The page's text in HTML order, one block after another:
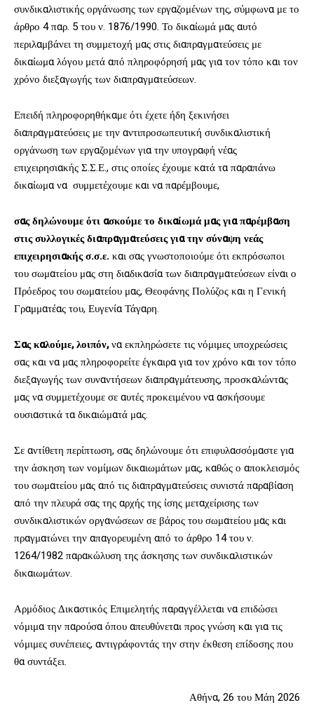
συνδικαλιστικής οργάνωσης των εργαζομένων της, σύμφωνα με το
άρθρο 4 παρ. 5 του ν. 1876/1990. Το δικαίωμά μας αυτό
περιλαμβάνει τη συμμετοχή μας στις διαπραγματεύσεις με
δικαίωμα λόγου μετά από πληροφόρησή μας για τον τόπο και τον
χρόνο διεξαγωγής των διαπραγματεύσεων.
Επειδή πληροφορηθήκαμε ότι έχετε ήδη ξεκινήσει
διαπραγματεύσεις με την αντιπροσωπευτική συνδικαλιστική
οργάνωση των εργαζομένων για την υπογραφή νέας
επιχειρησιακής Σ.Σ.Ε., στις οποίες έχουμε κατά τα παραπάνω
δικαίωμα να συμμετέχουμε και να παρέμβουμε,
σας δηλώνουμε ότι ασκούμε το δικαίωμά μας για παρέμβαση
στις συλλογικές διαπραγματεύσεις για την σύναψη νεάς
επιχειρησιακής σ.σ.ε. και σας γνωστοποιούμε ότι εκπρόσωποι
του σωματείου μας στη διαδικασία των διαπραγματεύσεων είναι ο
Πρόεδρος του σωματείου μας, Θεοφάνης Πολύζος και η Γενική
Γραμματέας του, Ευγενία Τάγαρη.
Σας καλούμε, λοιπόν,να εκπληρώσετε τις νόμιμες υποχρεώσεις
σας και να μας πληροφορείτε έγκαιρα για τον χρόνο και τον τόπο
διεξαγωγής των συναντήσεων διαπραγμάτευσης, προσκαλώντας
μας να συμμετέχουμε σε αυτές προκειμένου να ασκήσουμε
ουσιαστικά τα δικαιώματά μας.
Σε αντίθετη περίπτωση, σας δηλώνουμε ότι επιφυλασσόμαστε για
την άσκηση των νομίμων δικαιωμάτων μας, καθώς ο αποκλεισμός
του σωματείου μας από τις διαπραγματεύσεις συνιστά παραβίαση
από την πλευρά σας της αρχής της ίσης μεταχείρισης των
συνδικαλιστικών οργανώσεων σε βάρος του σωματείου μας και
πραγματώνει την απαγορευμένη από το άρθρο 14 του ν.
1264/1982 παρακώλυση της άσκησης των συνδικαλιστικών
δικαιωμάτων.
Αρμόδιος Δικαστικός Επιμελητής παραγγέλλεται να επιδώσει
νόμιμα την παρούσα όπου απευθύνεται προς γνώση και για τις
νόμιμες συνέπειες, αντιγράφοντάς την στην έκθεση επίδοσης που
θα συντάξει.
Αθήνα, 26 του Μάη 2026